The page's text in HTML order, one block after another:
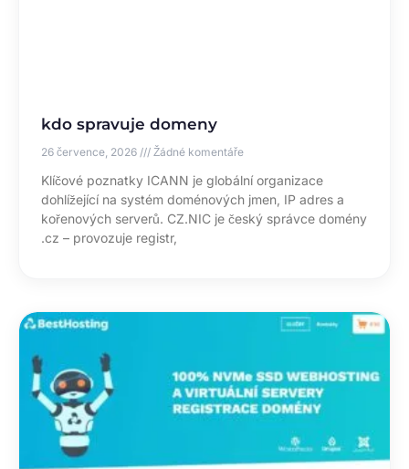
kdo spravuje domeny
26 července, 2026 Žádné komentáře
Klíčové poznatky ICANN je globální organizace
dohlížející na systém doménových jmen, IP adres a
kořenových serverů. CZ.NIC je český správce domény
.cz – provozuje registr,